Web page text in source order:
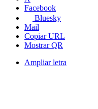
Facebook
Bluesky
Mail
Copiar URL
Mostrar QR
Ampliar letra